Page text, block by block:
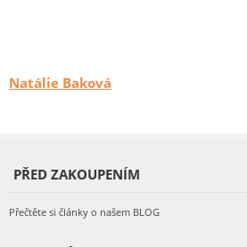
Natálie Baková
PŘED ZAKOUPENÍM
Přečtěte si články o našem BLOG